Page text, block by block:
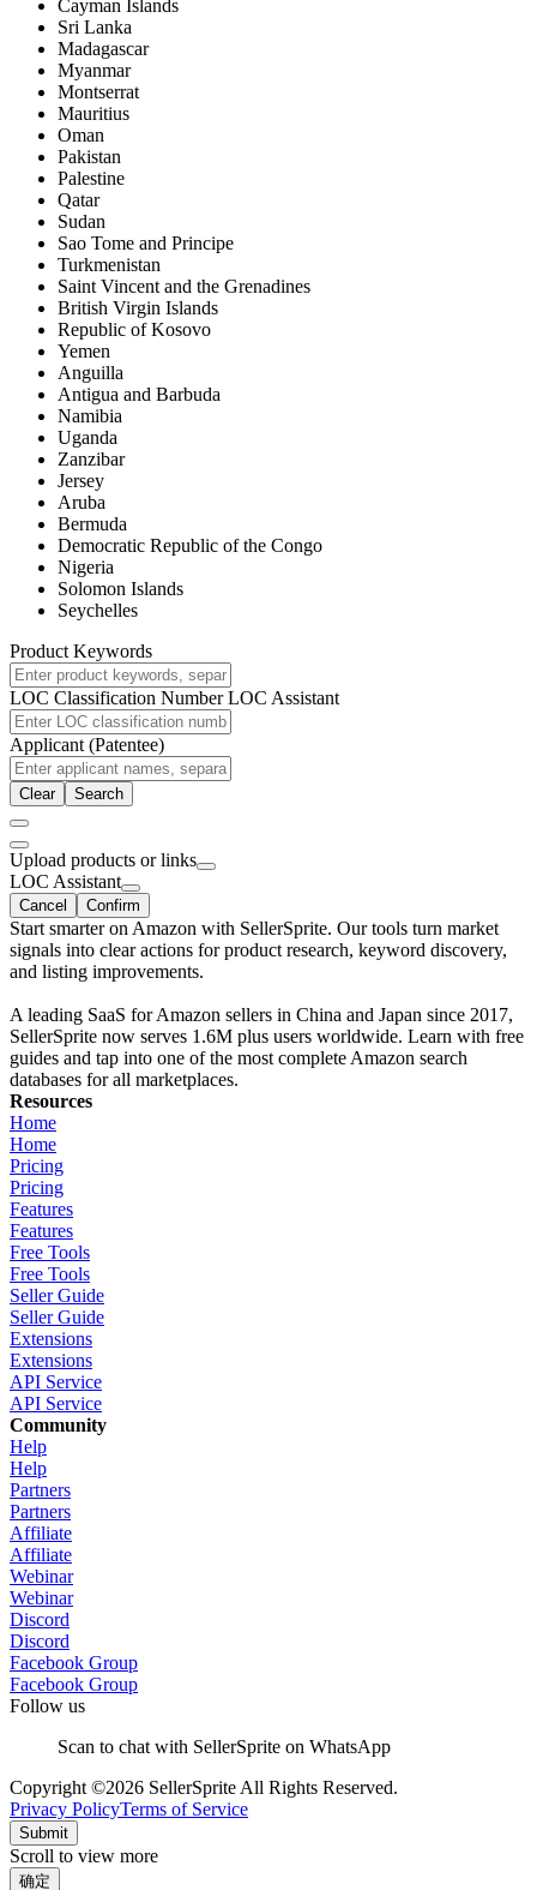
Cayman Islands
Sri Lanka
Madagascar
Myanmar
Montserrat
Mauritius
Oman
Pakistan
Palestine
Qatar
Sudan
Sao Tome and Principe
Turkmenistan
Saint Vincent and the Grenadines
British Virgin Islands
Republic of Kosovo
Yemen
Anguilla
Antigua and Barbuda
Namibia
Uganda
Zanzibar
Jersey
Aruba
Bermuda
Democratic Republic of the Congo
Nigeria
Solomon Islands
Seychelles
Product Keywords
LOC Classification NumberLOC Assistant
Applicant (Patentee)
Clear Search
Upload products or links
LOC Assistant
Cancel Confirm
Start smarter on Amazon with SellerSprite. Our tools turn market
signals into clear actions for product research, keyword discovery,
and listing improvements.
A leading SaaS for Amazon sellers in China and Japan since 2017,
SellerSprite now serves 1.6M plus users worldwide. Learn with free
guides and tap into one of the most complete Amazon search
databases for all marketplaces.
Resources
Home
Home
Pricing
Pricing
Features
Features
Free Tools
Free Tools
Seller Guide
Seller Guide
Extensions
Extensions
API Service
API Service
Community
Help
Help
Partners
Partners
Affiliate
Affiliate
Webinar
Webinar
Discord
Discord
Facebook Group
Facebook Group
Follow us
Scan to chat with SellerSprite on WhatsApp
Copyright ©2026 SellerSprite All Rights Reserved.
Privacy PolicyTerms of Service
Submit
Scroll to view more
确定